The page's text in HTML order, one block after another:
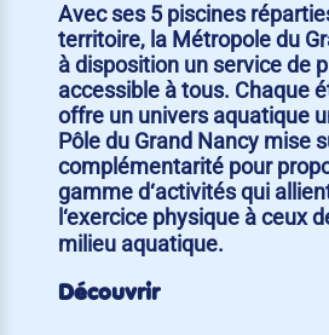
Avec ses 5 piscines
territoire, la Métropole du
à disposition un service de
accessible à tous. Chaque
offre un univers aquatique
Pôle du Grand Nancy mise
complémentarité pour
gamme d‘activités qui
l‘exercice physique à ceux
milieu aquatique.
Découvrir